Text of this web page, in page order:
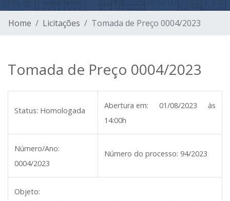
Home Licitações Tomada de Preço 0004/2023
Tomada de Preço 0004/2023
Status: Homologada
Abertura em:
01/08/2023 às
14:00h
Número/Ano:
0004/2023
Número do processo: 94/2023
Objeto: